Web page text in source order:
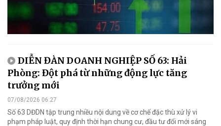
DIỄN ĐÀN DOANH NGHIỆP SỐ 63: Hải
Phòng: Đột phá từ những động lực tăng
trưởng mới
07/08/2026 06:27
Số 63 DĐDN tập trung nhiều nội dung về cơ chế đặc thù xử lý vi
phạm pháp luật, quy định thời hạn chung cư, đầu tư đổi mới sáng